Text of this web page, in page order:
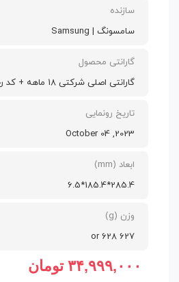
سازنده
سامسونگ | Samsung
گارانتی محصول
گارانتی اصلی شرکتی 18 ماهه + کد رجیستری
تاریخ رونمایی
2023, October 04
ابعاد (mm)
285.4*185.4*6.5
وزن (g)
627 or 628
۳۴,۹۹۹,۰۰۰ تومان